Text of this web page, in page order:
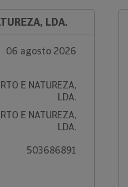
LDA.
06 agosto 2026
E NATUREZA,
LDA.
E NATUREZA,
LDA.
503686891